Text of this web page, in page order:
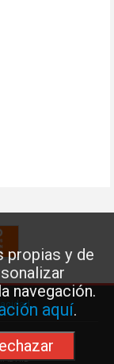
propias y de
navegación.
aquí.
577 41 13 ·